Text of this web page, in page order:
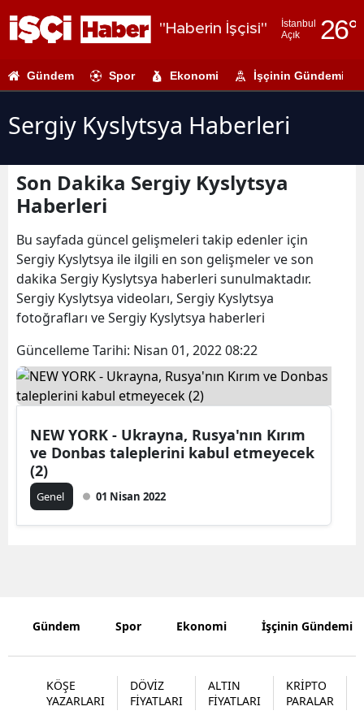
"Haberin İşçisi"
İstanbul
Açık
26°
Adıyaman
Antalya
Artvin
Bilecik
Bitlis
Denizli
Diyarbakır
Gündem Spor Ekonomi İşçinin Gündemi
Sergiy Kyslytsya Haberleri
Son Dakika Sergiy Kyslytsya
Haberleri
Bu sayfada güncel gelişmeleri takip edenler için
Sergiy Kyslytsya ile ilgili en son gelişmeler ve son
dakika Sergiy Kyslytsya haberleri sunulmaktadır.
Sergiy Kyslytsya videoları, Sergiy Kyslytsya
fotoğrafları ve Sergiy Kyslytsya haberleri
Güncelleme Tarihi: Nisan 01, 2022 08:22
NEW YORK - Ukrayna, Rusya'nın Kırım
ve Donbas taleplerini kabul etmeyecek
(2)
Genel 01 Nisan 2022
Gündem Spor Ekonomi İşçinin Gündemi
KÖŞE
YAZARLARI
DÖVİZ
FİYATLARI
ALTIN
FİYATLARI
KRİPTO
PARALAR